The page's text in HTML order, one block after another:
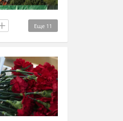
Еще 11